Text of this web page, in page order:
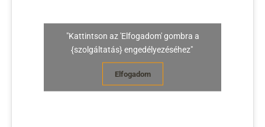
"Kattintson az 'Elfogadom' gombra a
{szolgáltatás} engedélyezéséhez"
Elfogadom